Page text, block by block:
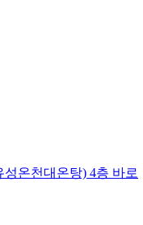
온천대온탕) 4층 바로